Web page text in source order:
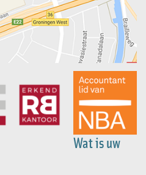
Wat is uw